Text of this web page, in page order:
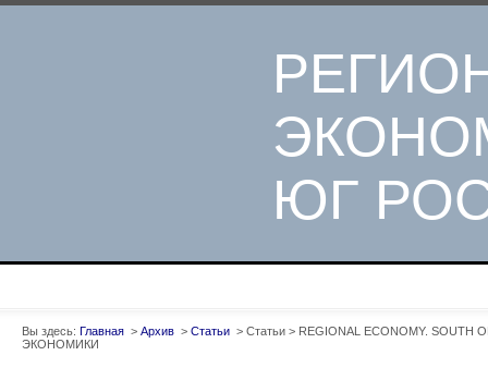
ЮГ
Вы здесь: Главная > Архив > Статьи > Статьи > REGIONAL ECONOMY. SOUTH
ЭКОНОМИКИ